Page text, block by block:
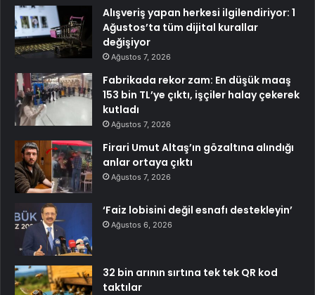
Alışveriş yapan herkesi ilgilendiriyor: 1
Ağustos’ta tüm dijital kurallar
değişiyor
Ağustos 7, 2026
Fabrikada rekor zam: En düşük maaş
153 bin TL’ye çıktı, işçiler halay çekerek
kutladı
Ağustos 7, 2026
Firari Umut Altaş’ın gözaltına alındığı
anlar ortaya çıktı
Ağustos 7, 2026
‘Faiz lobisini değil esnafı destekleyin’
Ağustos 6, 2026
32 bin arının sırtına tek tek QR kod
taktılar